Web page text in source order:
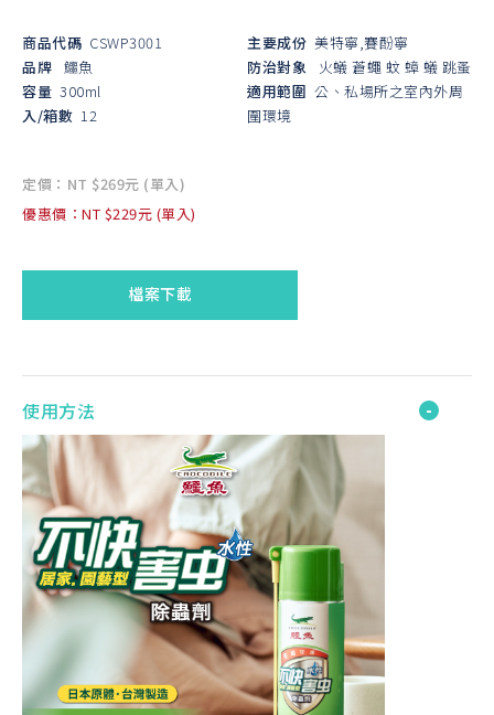
商品代碼 CSWP3001
品牌 鱷魚
容量 300ml
入/箱數 12
主要成份 美特寧,賽酚寧
防治對象
火蟻 蒼蠅 蚊 蟑 蟻 跳蚤
適用範圍 公、私場所之室內外周
圍環境
定價：NT $269元 (單入)
優惠價：NT $229元 (單入)
檔案下載
使用方法